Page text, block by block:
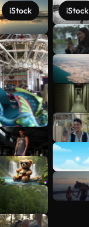
iStock iStock